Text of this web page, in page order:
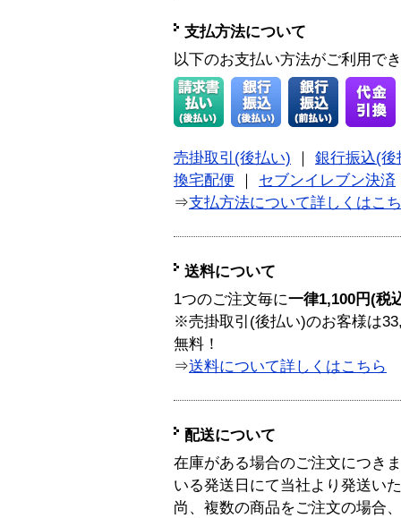
支払方法について
以下のお支払い方法がご利用で
売掛取引(後払い)
銀行振込(後
換宅配便
セブンイレブン決済
⇒支払方法について詳しくはこ
送料について
1つのご注文毎に一律1,100円(税
※売掛取引(後払い)のお客様は
無料！
⇒送料について詳しくはこちら
配送について
在庫がある場合のご注文につき
いる発送日にて当社より発送い
尚、複数の商品をご注文の場合